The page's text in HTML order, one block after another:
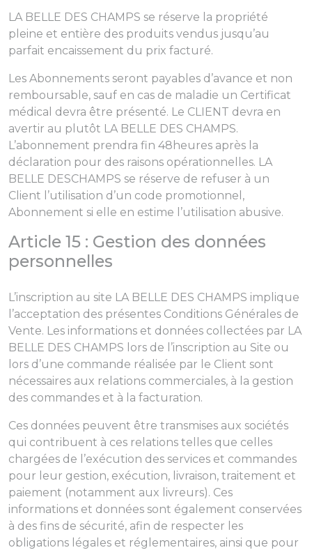
LA BELLE DES CHAMPS se réserve la propriété
pleine et entière des produits vendus jusqu’au
parfait encaissement du prix facturé.
Les Abonnements seront payables d’avance et non
remboursable, sauf en cas de maladie un Certificat
médical devra être présenté. Le CLIENT devra en
avertir au plutôt LA BELLE DES CHAMPS.
L’abonnement prendra fin 48heures après la
déclaration pour des raisons opérationnelles. LA
BELLE DESCHAMPS se réserve de refuser à un
Client l’utilisation d’un code promotionnel,
Abonnement si elle en estime l’utilisation abusive.
Article 15 : Gestion des données
personnelles
L’inscription au site LA BELLE DES CHAMPS implique
l’acceptation des présentes Conditions Générales de
Vente. Les informations et données collectées par LA
BELLE DES CHAMPS lors de l’inscription au Site ou
lors d’une commande réalisée par le Client sont
nécessaires aux relations commerciales, à la gestion
des commandes et à la facturation.
Ces données peuvent être transmises aux sociétés
qui contribuent à ces relations telles que celles
chargées de l’exécution des services et commandes
pour leur gestion, exécution, livraison, traitement et
paiement (notamment aux livreurs). Ces
informations et données sont également conservées
à des fins de sécurité, afin de respecter les
obligations légales et réglementaires, ainsi que pour